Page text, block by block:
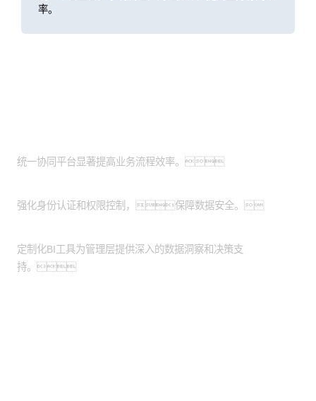
率。
统一协同平台显著提高业务流程效率。
强化身份认证和权限控制，保障数据安全。
定制化BI工具为管理层提供深入的数据洞察和决策支
持。